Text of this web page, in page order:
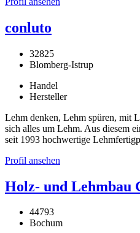
conluto
32825
Blomberg-Istrup
Handel
Hersteller
Lehm denken, Lehm spüren, mit
sich alles um Lehm. Aus diesem
seit 1993 hochwertige
Profil ansehen
Holz- und Lehmbau
44793
Bochum